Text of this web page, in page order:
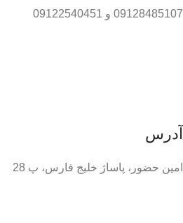
09128485107 و 09122540451
آدرس
امین حضور، پاساژ خلیج فارس، پ 28